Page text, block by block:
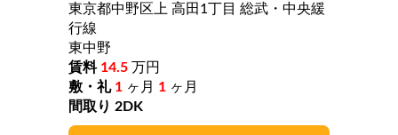
東京都中野区上 高田1丁目 総武・中央緩
行線
東中野
14.5 万円
1 ヶ月 1 ヶ月
2DK